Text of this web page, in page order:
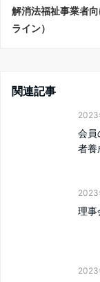
解消法福祉事業者
ライン）
関連記事
2023
会員
者養
2023
理事
2023